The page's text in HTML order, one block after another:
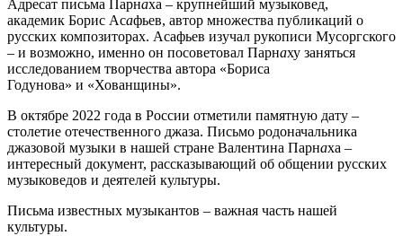
Адресат письма Парнаха – крупнейший музыковед,
академик Борис Асафьев, автор множества публикаций о
русских композиторах. Асафьев изучал рукописи Мусоргского
– и возможно, именно он посоветовал Парнаху заняться
исследованием творчества автора «Бориса
Годунова» и «Хованщины».
В октябре 2022 года в России отметили памятную дату –
столетие отечественного джаза. Письмо родоначальника
джазовой музыки в нашей стране Валентина Парнаха –
интересный документ, рассказывающий об общении русских
музыковедов и деятелей культуры.
Письма известных музыкантов – важная часть нашей
культуры.